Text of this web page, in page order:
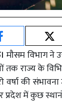
मौसम विभाग ने
तक राज्य के
वर्षा की
प्रदेश में कुछ